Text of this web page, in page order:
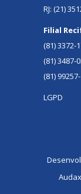
RJ: (21)
Filial
(81) 3372-
(81) 3487-
(81)
LGPD